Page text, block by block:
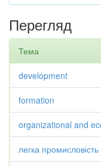
Перегляд
Тема
development
formation
organizational and
легка промисловість